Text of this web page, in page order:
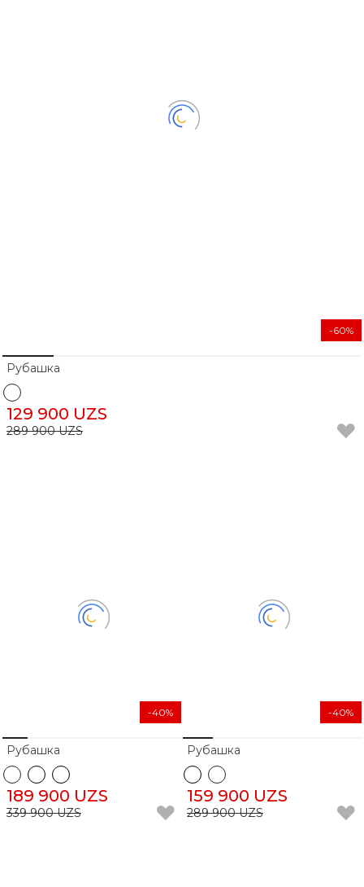
Рубашка
129 900 UZS
289 900 UZS
-60%
Рубашка
189 900 UZS
339 900 UZS
-40%
Рубашка
159 900 UZS
289 900 UZS
-40%